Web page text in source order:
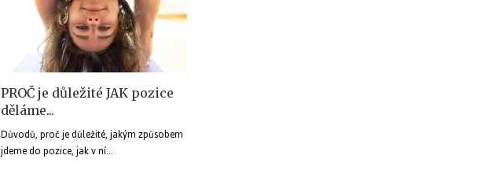
PROČ je důležité JAK pozice
děláme...
Důvodů, proč je důležité, jakým způsobem
jdeme do pozice, jak v ní…